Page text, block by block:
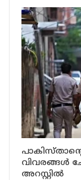
വിവരങ്ങൾ
അറസ്റ്റിൽ